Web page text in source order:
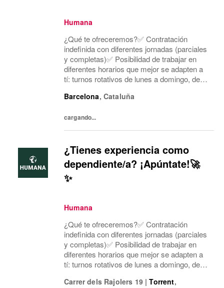
Humana
¿Qué te ofreceremos?✅ Contratación
indefinida con diferentes jornadas (parciales
y completas)✅ Posibilidad de trabajar en
diferentes horarios que mejor se adapten a
tí: turnos rotativos de lunes a domingo, de
laboral en cinco días a la semana y dos días
Barcelona, Cataluña
cargando...
¿Tienes experiencia como
dependiente/a? ¡Apúntate!🚀
✨
Humana
¿Qué te ofreceremos?✅ Contratación
indefinida con diferentes jornadas (parciales
y completas)✅ Posibilidad de trabajar en
diferentes horarios que mejor se adapten a
tí: turnos rotativos de lunes a domingo, de
laboral en cinco días a la semana y dos días
Carrer dels Rajolers 19 | Torrent,